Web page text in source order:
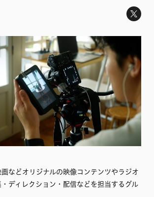
などオリジナルの映像コンテンツやラジオ
ディレクション・配信などを担当するグル